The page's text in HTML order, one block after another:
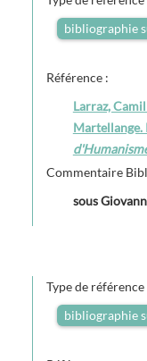
bibliographie
Référence :
Larraz,
Martellange.
Commentaire
sous
Type de référence
bibliographie